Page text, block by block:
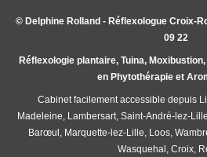
© Delphine Rolland - Réflexologue Croix-
09 22
Réflexologie plantaire, Tuina,
en Phytothérapie et
Cabinet facilement accessible depuis
Madeleine, Lambersart, Saint-André-lez-
Barœul, Marquette-lez-Lille, Loos,
Wasquehal, Croix,